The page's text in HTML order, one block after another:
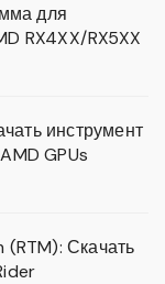
для
RX4XX/RX5XX
инструмент
GPUs
(RTM): Скачать